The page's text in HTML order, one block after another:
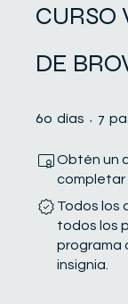
CURSO
DE
60 días 7
Obtén un
completar
Todos los
todos los
programa
insignia.